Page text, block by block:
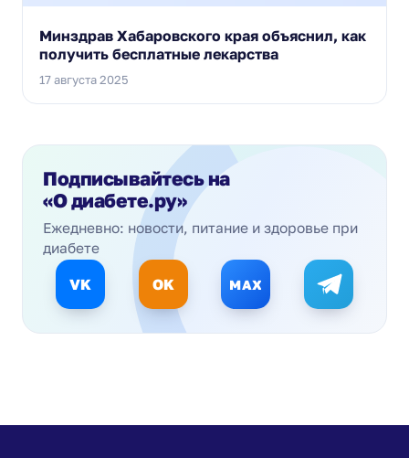
Минздрав Хабаровского края объяснил, как
получить бесплатные лекарства
17 августа 2025
Подписывайтесь на
«О диабете.ру»
Ежедневно: новости, питание и здоровье при
диабете
VK OK MAX